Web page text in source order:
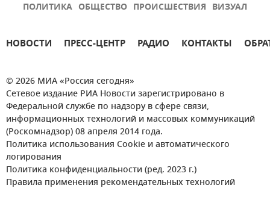
ПОЛИТИКА ОБЩЕСТВО ПРОИСШЕСТВИЯ ВИЗУАЛ
НОВОСТИ ПРЕСС-ЦЕНТР РАДИО КОНТАКТЫ
© 2026 МИА «Россия сегодня»
Сетевое издание РИА Новости зарегистрировано в
Федеральной службе по надзору в сфере связи,
информационных технологий и массовых коммуникаций
(Роскомнадзор) 08 апреля 2014 года.
Политика использования Cookie и автоматического
логирования
Политика конфиденциальности (ред. 2023 г.)
Правила применения рекомендательных технологий